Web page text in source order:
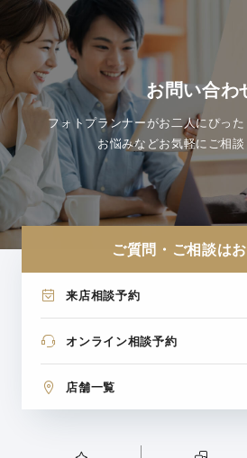
お問い合わ
フォトプランナーがお二人にぴっ
お悩みなどお気軽にご相
ご質問・ご相談は
来店相談予約
オンライン相談予約
店舗一覧